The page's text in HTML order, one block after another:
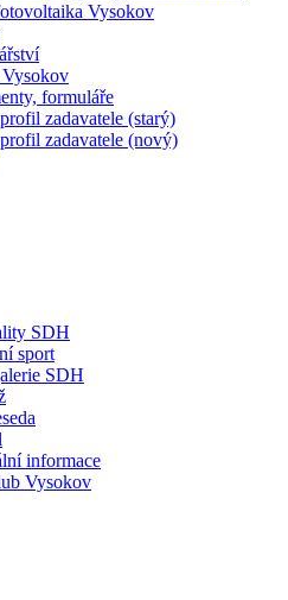
Vysokov
formuláře
zadavatele (starý)
zadavatele (nový)
SDH
sport
SDH
informace
Vysokov